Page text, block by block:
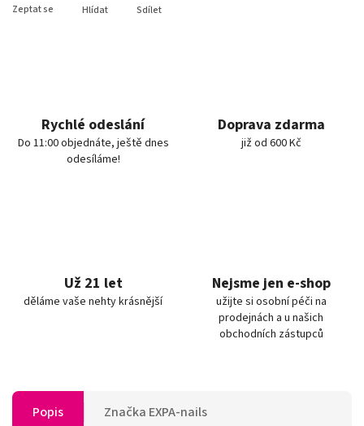
Zeptat se Hlídat Sdílet
Rychlé odeslání
Do 11:00 objednáte, ještě dnes
odesíláme!
Doprava zdarma
již od 600 Kč
Už 21 let
děláme vaše nehty krásnější
Nejsme jen e-shop
užijte si osobní péči na
prodejnách a u našich
obchodních zástupců
Popis Značka EXPA-nails